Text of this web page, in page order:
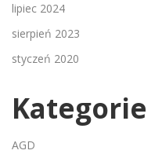
lipiec 2024
sierpień 2023
styczeń 2020
Kategorie
AGD